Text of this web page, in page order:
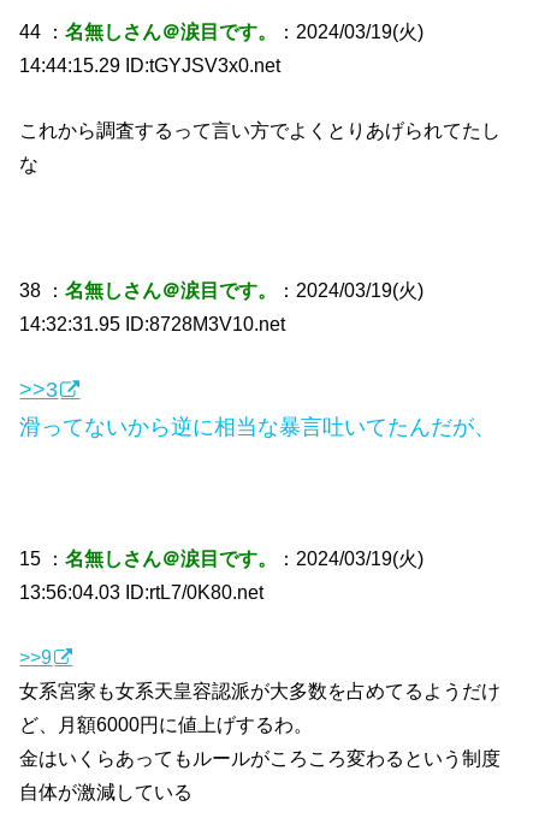
44 ：名無しさん＠涙目です。
：2024/03/19(火)
14:44:15.29 ID:tGYJSV3x0.net
これから調査するって言い方でよくとりあげられてたし
な
38 ：名無しさん＠涙目です。
：2024/03/19(火)
14:32:31.95 ID:8728M3V10.net
>>3
滑ってないから逆に相当な暴言吐いてたんだが、
15 ：名無しさん＠涙目です。
：2024/03/19(火)
13:56:04.03 ID:rtL7/0K80.net
>>9
女系宮家も女系天皇容認派が大多数を占めてるようだけ
ど、月額6000円に値上げするわ。
金はいくらあってもルールがころころ変わるという制度
自体が激減している